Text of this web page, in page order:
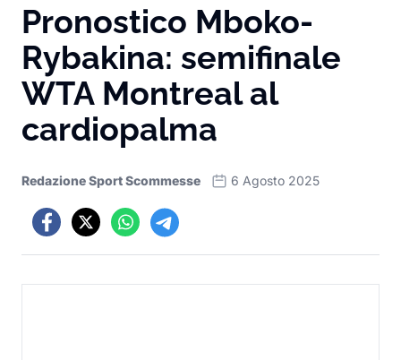
Pronostico Mboko-
Rybakina: semifinale
WTA Montreal al
cardiopalma
Redazione Sport Scommesse 6 Agosto 2025